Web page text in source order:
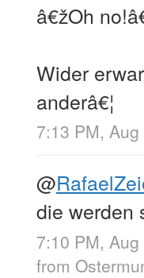
â€žOh
Wider
anderâ€¦
7:13 PM,
@
die werden
7:10 PM,
from